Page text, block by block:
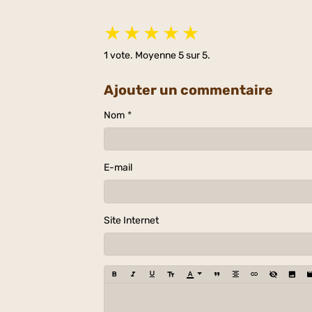
★ ★ ★ ★ ★
1 vote. Moyenne5sur 5.
Ajouter un commentaire
Nom
E-mail
Site Internet